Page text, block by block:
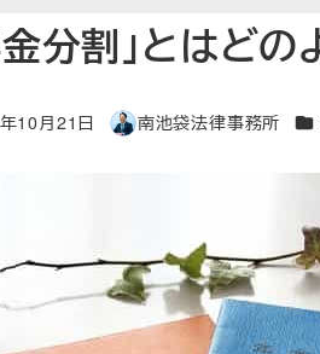
分割」とはど
10月21日
著
南池袋法律事務所 カ